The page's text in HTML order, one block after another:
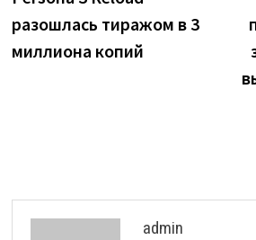
по
записям
разошлась тиражом в 3
миллиона копий
admin